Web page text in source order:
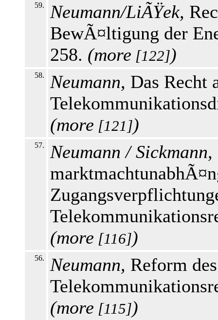
59. Neumann/LiÃŸek,
BewÃ¤ltigung der
258. (more [122])
58. Neumann, Das Recht
(more [121])
57. Neumann / Sickmann,
(more [116])
56. Neumann, Reform
(more [115])